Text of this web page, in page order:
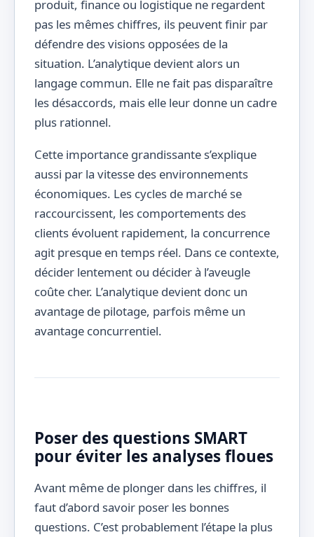
produit, finance ou logistique ne regardent
pas les mêmes chiffres, ils peuvent finir par
défendre des visions opposées de la
situation. L’analytique devient alors un
langage commun. Elle ne fait pas disparaître
les désaccords, mais elle leur donne un cadre
plus rationnel.
Cette importance grandissante s’explique
aussi par la vitesse des environnements
économiques. Les cycles de marché se
raccourcissent, les comportements des
clients évoluent rapidement, la concurrence
agit presque en temps réel. Dans ce contexte,
décider lentement ou décider à l’aveugle
coûte cher. L’analytique devient donc un
avantage de pilotage, parfois même un
avantage concurrentiel.
Poser des questions SMART
pour éviter les analyses floues
Avant même de plonger dans les chiffres, il
faut d’abord savoir poser les bonnes
questions. C’est probablement l’étape la plus